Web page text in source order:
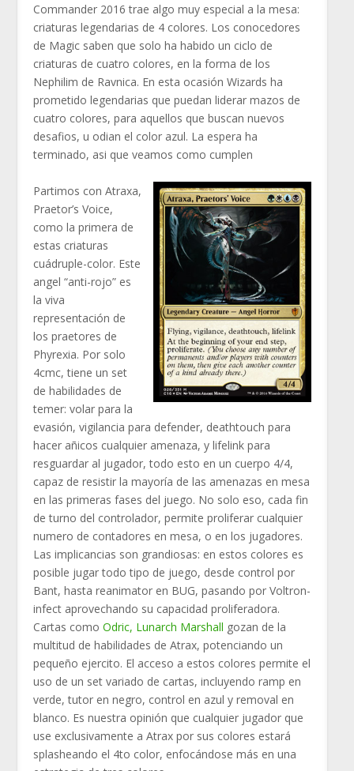
Commander 2016 trae algo muy especial a la mesa:
criaturas legendarias de 4 colores. Los conocedores
de Magic saben que solo ha habido un ciclo de
criaturas de cuatro colores, en la forma de los
Nephilim de Ravnica. En esta ocasión Wizards ha
prometido legendarias que puedan liderar mazos de
cuatro colores, para aquellos que buscan nuevos
desafios, u odian el color azul. La espera ha
terminado, asi que veamos como cumplen
Partimos con Atraxa,
Praetor’s Voice,
como la primera de
estas criaturas
cuádruple-color. Este
angel “anti-rojo” es
la viva
representación de
los praetores de
Phyrexia. Por solo
4cmc, tiene un set
de habilidades de
temer: volar para la
evasión, vigilancia para defender, deathtouch para
hacer añicos cualquier amenaza, y lifelink para
resguardar al jugador, todo esto en un cuerpo 4/4,
capaz de resistir la mayoría de las amenazas en mesa
en las primeras fases del juego. No solo eso, cada fin
de turno del controlador, permite proliferar cualquier
numero de contadores en mesa, o en los jugadores.
Las implicancias son grandiosas: en estos colores es
posible jugar todo tipo de juego, desde control por
Bant, hasta reanimator en BUG, pasando por Voltron-
infect aprovechando su capacidad proliferadora.
Cartas como Odric, Lunarch Marshall gozan de la
multitud de habilidades de Atrax, potenciando un
pequeño ejercito. El acceso a estos colores permite el
uso de un set variado de cartas, incluyendo ramp en
verde, tutor en negro, control en azul y removal en
blanco. Es nuestra opinión que cualquier jugador que
use exclusivamente a Atrax por sus colores estará
splasheando el 4to color, enfocándose más en una